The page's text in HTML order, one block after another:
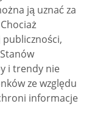
ją uznać za
i trendy nie
ze względu
informacje